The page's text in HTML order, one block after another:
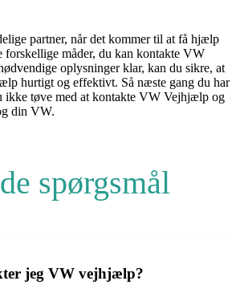
partner, når det kommer til at få hjælp
forskellige måder, du kan kontakte VW
oplysninger klar, kan du sikre, at
hurtigt og effektivt. Så næste gang du har
tøve med at kontakte VW Vejhjælp og
din VW.
spørgsmål
jeg VW vejhjælp?